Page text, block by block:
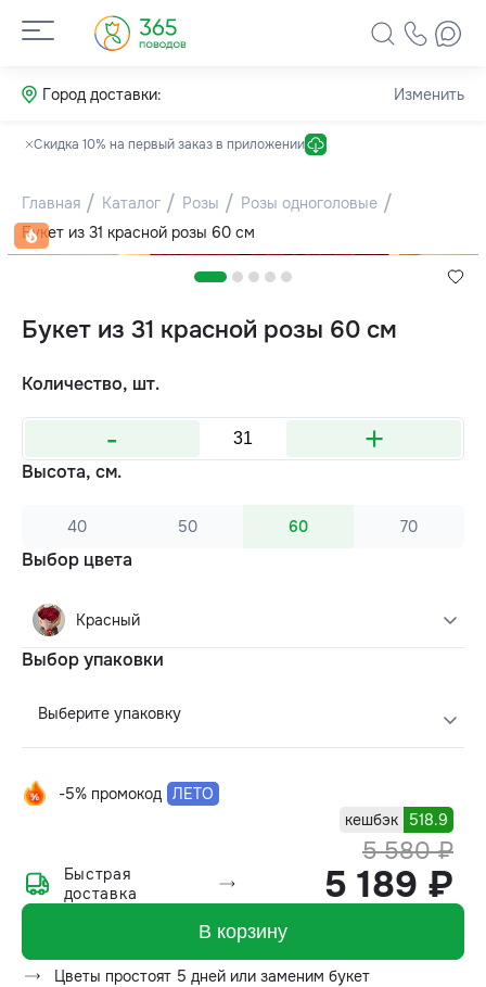
Город доставки: Изменить
Скидка 10% на первый заказ в приложении
Главная Каталог Розы
Розы одноголовые
Букет из 31 красной розы 60 см
Букет из 31 красной розы 60 см
Количество, шт.
- +
Высота, см.
40 50 60 70
Выбор цвета
Красный
Выбор упаковки
Выберите упаковку
-5% промокод ЛЕТО
кешбэк
518.9
5 580 ₽
5 189 ₽
Быстрая
доставка
В корзину
Цветы простоят 5 дней или заменим букет